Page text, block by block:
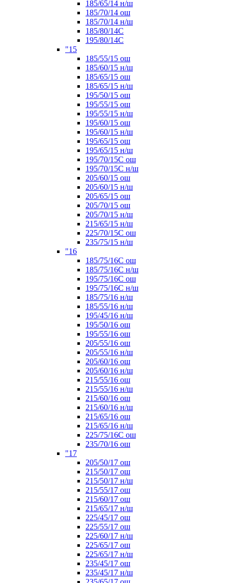
185/65/14 н/ш
185/70/14 ош
185/70/14 н/ш
185/80/14С
195/80/14C
"15
185/55/15 ош
185/60/15 н/ш
185/65/15 ош
185/65/15 н/ш
195/50/15 ош
195/55/15 ош
195/55/15 н/ш
195/60/15 ош
195/60/15 н/ш
195/65/15 ош
195/65/15 н/ш
195/70/15С ош
195/70/15С н/ш
205/60/15 ош
205/60/15 н/ш
205/65/15 ош
205/70/15 ош
205/70/15 н/ш
215/65/15 н/ш
225/70/15С ош
235/75/15 н/ш
"16
185/75/16С ош
185/75/16С н/ш
195/75/16С ош
195/75/16С н/ш
185/75/16 н/ш
185/55/16 н/ш
195/45/16 н/ш
195/50/16 ош
195/55/16 ош
205/55/16 ош
205/55/16 н/ш
205/60/16 ош
205/60/16 н/ш
215/55/16 ош
215/55/16 н/ш
215/60/16 ош
215/60/16 н/ш
215/65/16 ош
215/65/16 н/ш
225/75/16C ош
235/70/16 ош
"17
205/50/17 ош
215/50/17 ош
215/50/17 н/ш
215/55/17 ош
215/60/17 ош
215/65/17 н/ш
225/45/17 ош
225/55/17 ош
225/60/17 н/ш
225/65/17 ош
225/65/17 н/ш
235/45/17 ош
235/45/17 н/ш